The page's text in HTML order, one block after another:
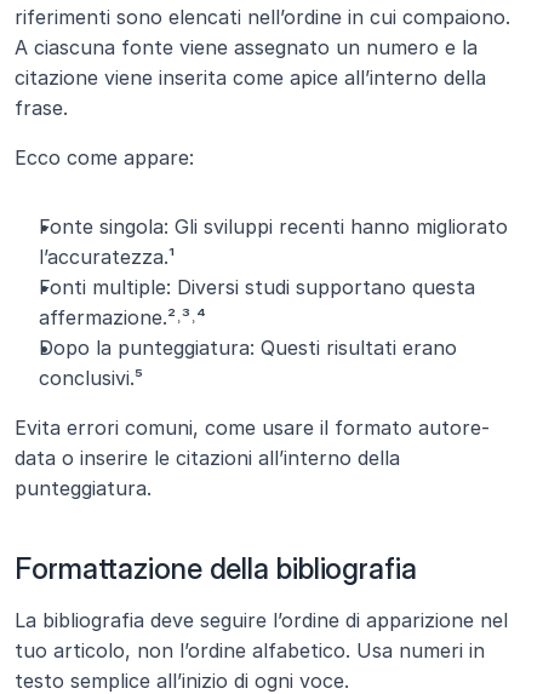
riferimenti sono elencati nell’ordine in cui compaiono.
A ciascuna fonte viene assegnato un numero e la
citazione viene inserita come apice all’interno della
frase.
Ecco come appare:
Fonte singola: Gli sviluppi recenti hanno migliorato
l’accuratezza.¹
Fonti multiple: Diversi studi supportano questa
affermazione.²˒³˒⁴
Dopo la punteggiatura: Questi risultati erano
conclusivi.⁵
Evita errori comuni, come usare il formato autore-
data o inserire le citazioni all’interno della
punteggiatura.
Formattazione della bibliografia
La bibliografia deve seguire l’ordine di apparizione nel
tuo articolo, non l’ordine alfabetico. Usa numeri in
testo semplice all’inizio di ogni voce.